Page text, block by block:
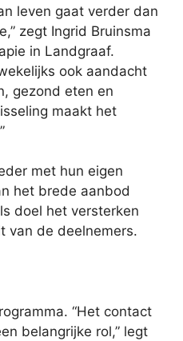
leven gaat verder dan
zegt Ingrid Bruinsma
in Landgraaf.
ook aandacht
gezond eten en
maakt het
met hun eigen
het brede aanbod
doel het versterken
van de deelnemers.
“Het contact
belangrijke rol,” legt